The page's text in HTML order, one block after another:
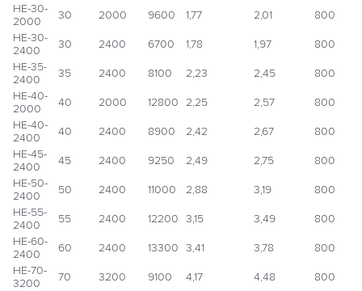
НЕ-30-
2000
30 2000 9600 1,77 2,01
800
НЕ-30-
2400
30 2400 6700 1,78 1,97
800
НЕ-35-
2400
35 2400 8100 2,23 2,45
800
НЕ-40-
2000
40 2000 12800 2,25 2,57
800
НЕ-40-
2400
40 2400 8900 2,42 2,67
800
НЕ-45-
2400
45 2400 9250 2,49 2,75
800
НЕ-50-
2400
50 2400 11000 2,88 3,19
800
НЕ-55-
2400
55 2400 12200 3,15 3,49
800
НЕ-60-
2400
60 2400 13300 3,41 3,78
800
НЕ-70-
3200
70 3200 9100 4,17 4,48
800